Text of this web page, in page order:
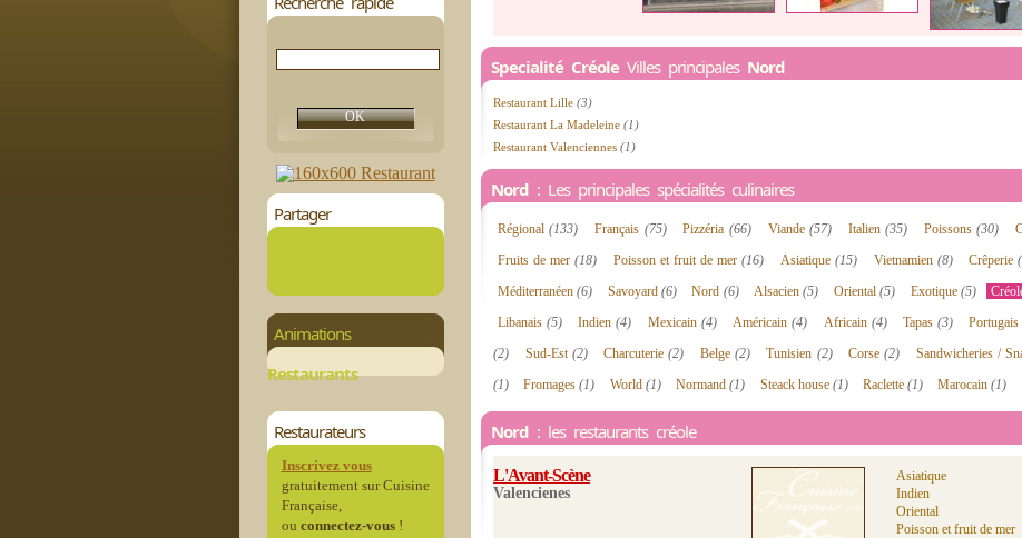
Partager
Animations
Restaurants
Restaurateurs
Inscrivez vous
gratuitement sur Cuisine
Française,
ou connectez-vous!
Specialité Créole Villes principales Nord
Restaurant Lille (3)
Restaurant La Madeleine (1)
Restaurant Valenciennes (1)
Nord : Les principales spécialités culinaires
Régional(133) Français (75) Pizzéria (66) Viande(57) Italien(35) Poissons(30)
Fruits de mer(18) Poisson et fruit de mer(16) Asiatique(15) Vietnamien (8) Crêperie
Méditerranéen(6) Savoyard (6) Nord (6) Alsacien(5) Oriental (5) Exotique (5)
Libanais (5) Indien(4) Mexicain (4) Américain(4) Africain (4) Tapas (3)
(2)
Sud-Est (2) Charcuterie(2) Belge (2) Tunisien (2) Corse(2) Sandwicheries /
(1)
Fromages(1) World (1) Normand(1) Steack house (1) Raclette (1) Marocain(1)
Nord : les restaurants créole
L'Avant-Scène
Valencienes
Asiatique
Indien
Oriental
Poisson et fruit de mer